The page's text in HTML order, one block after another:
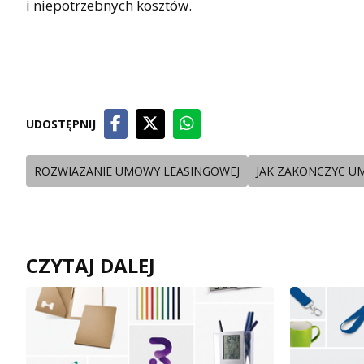
i niepotrzebnych kosztów.
UDOSTĘPNIJ
ROZWIAZANIE UMOWY LEASINGOWEJ JAK ZAKONCZYC
CZYTAJ DALEJ